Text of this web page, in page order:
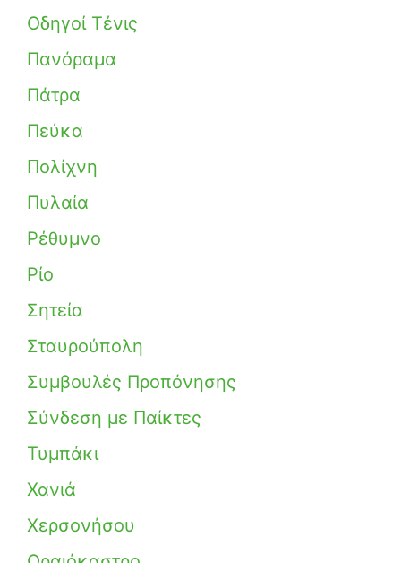
Οδηγοί Τένις
Πανόραμα
Πάτρα
Πεύκα
Πολίχνη
Πυλαία
Ρέθυμνο
Ρίο
Σητεία
Σταυρούπολη
Συμβουλές Προπόνησης
Σύνδεση με Παίκτες
Τυμπάκι
Χανιά
Χερσονήσου